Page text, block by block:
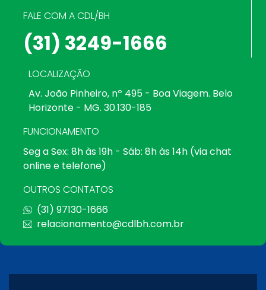
FALE COM A CDL/BH
(31) 3249-1666
LOCALIZAÇÃO
Av. João Pinheiro, nº 495 - Boa Viagem. Belo
Horizonte - MG. 30.130-185
FUNCIONAMENTO
Seg a Sex: 8h às 19h - Sáb: 8h às 14h (via chat
online e telefone)
OUTROS CONTATOS
(31) 97130-1666
relacionamento@cdlbh.com.br